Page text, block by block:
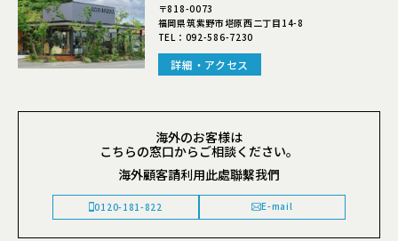
〒818-0073
福岡県筑紫野市塔原西二丁目14-8
TEL： 092-586-7230
詳細・アクセス
海外のお客様は
こちらの窓口からご相談ください。
海外顧客請利用此處聯繫我們
0120-181-822 E-mail